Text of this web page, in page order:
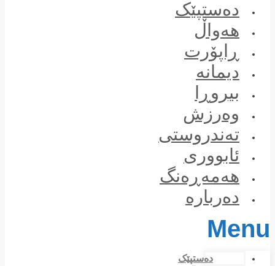
دەستپێک
هەواڵ
ڕاپۆرت
دیمانە
بیروڕا
وەرزش
تەندروستی
ئابووری
هەمەڕەنگ
دەربارە
Menu
دەستپێک